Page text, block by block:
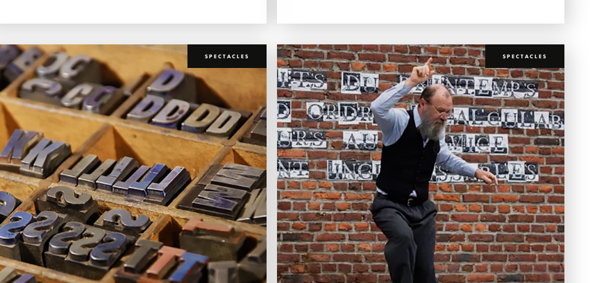
SPECTACLES SPECTACLES